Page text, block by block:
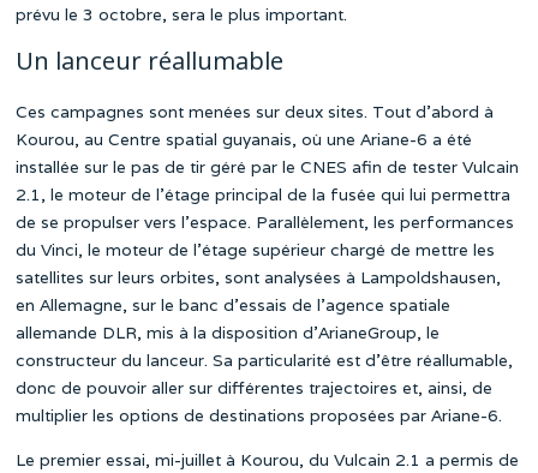
prévu le 3 octobre, sera le plus important.
Un lanceur réallumable
Ces campagnes sont menées sur deux sites. Tout d’abord à
Kourou, au Centre spatial guyanais, où une Ariane-6 a été
installée sur le pas de tir géré par le CNES afin de tester Vulcain
2.1, le moteur de l’étage principal de la fusée qui lui permettra
de se propulser vers l’espace. Parallèlement, les performances
du Vinci, le moteur de l’étage supérieur chargé de mettre les
satellites sur leurs orbites, sont analysées à Lampoldshausen,
en Allemagne, sur le banc d’essais de l’agence spatiale
allemande DLR, mis à la disposition d’ArianeGroup, le
constructeur du lanceur. Sa particularité est d’être réallumable,
donc de pouvoir aller sur différentes trajectoires et, ainsi, de
multiplier les options de destinations proposées par Ariane-6.
Le premier essai, mi-juillet à Kourou, du Vulcain 2.1 a permis de